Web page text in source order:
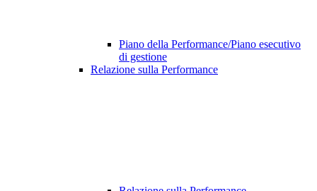
Piano della Performance/Piano esecutivo
di gestione
Relazione sulla Performance